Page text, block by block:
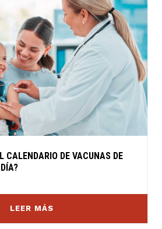
CALENDARIO DE VACUNAS DE
LEER MÁS